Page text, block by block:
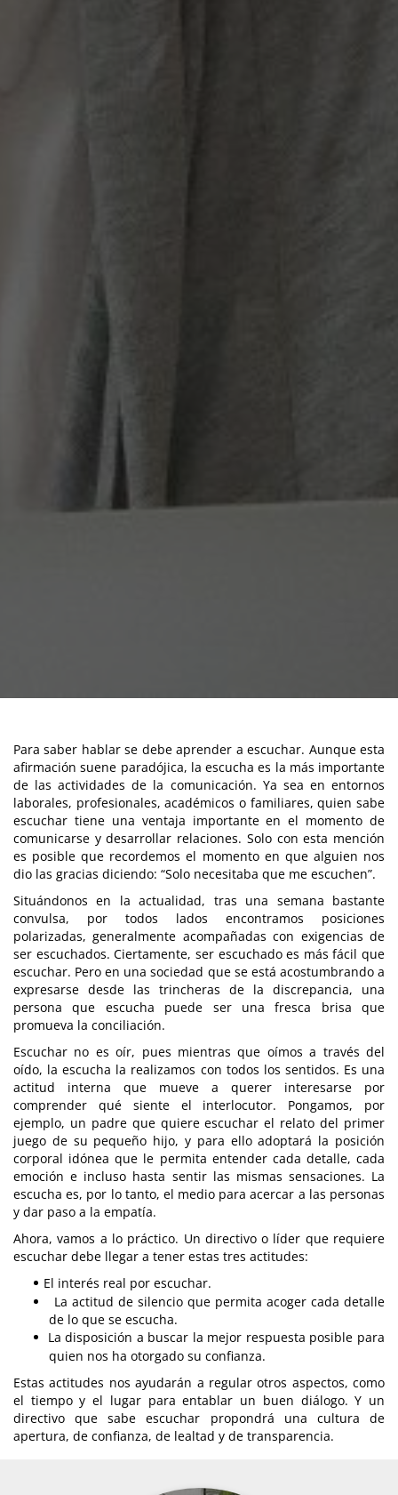
Para saber hablar se debe aprender a escuchar. Aunque esta
afirmación suene paradójica, la escucha es la más importante
de las actividades de la comunicación. Ya sea en entornos
laborales, profesionales, académicos o familiares, quien sabe
escuchar tiene una ventaja importante en el momento de
comunicarse y desarrollar relaciones. Solo con esta mención
es posible que recordemos el momento en que alguien nos
dio las gracias diciendo: “Solo necesitaba que me escuchen”.
Situándonos en la actualidad, tras una semana bastante
convulsa, por todos lados encontramos posiciones
polarizadas, generalmente acompañadas con exigencias de
ser escuchados. Ciertamente, ser escuchado es más fácil que
escuchar. Pero en una sociedad que se está acostumbrando a
expresarse desde las trincheras de la discrepancia, una
persona que escucha puede ser una fresca brisa que
promueva la conciliación.
Escuchar no es oír, pues mientras que oímos a través del
oído, la escucha la realizamos con todos los sentidos. Es una
actitud interna que mueve a querer interesarse por
comprender qué siente el interlocutor. Pongamos, por
ejemplo, un padre que quiere escuchar el relato del primer
juego de su pequeño hijo, y para ello adoptará la posición
corporal idónea que le permita entender cada detalle, cada
emoción e incluso hasta sentir las mismas sensaciones. La
escucha es, por lo tanto, el medio para acercar a las personas
y dar paso a la empatía.
Ahora, vamos a lo práctico. Un directivo o líder que requiere
escuchar debe llegar a tener estas tres actitudes:
El interés real por escuchar.
La actitud de silencio que permita acoger cada detalle
de lo que se escucha.
La disposición a buscar la mejor respuesta posible para
quien nos ha otorgado su confianza.
Estas actitudes nos ayudarán a regular otros aspectos, como
el tiempo y el lugar para entablar un buen diálogo. Y un
directivo que sabe escuchar propondrá una cultura de
apertura, de confianza, de lealtad y de transparencia.